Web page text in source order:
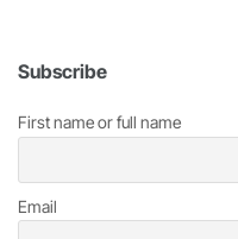
Subscribe
First name or full name
Email